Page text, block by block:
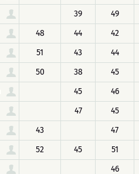
39 49
48 44 42
51 43 44
50 38 45
45 46
47 45
43 47
52 45 51
46